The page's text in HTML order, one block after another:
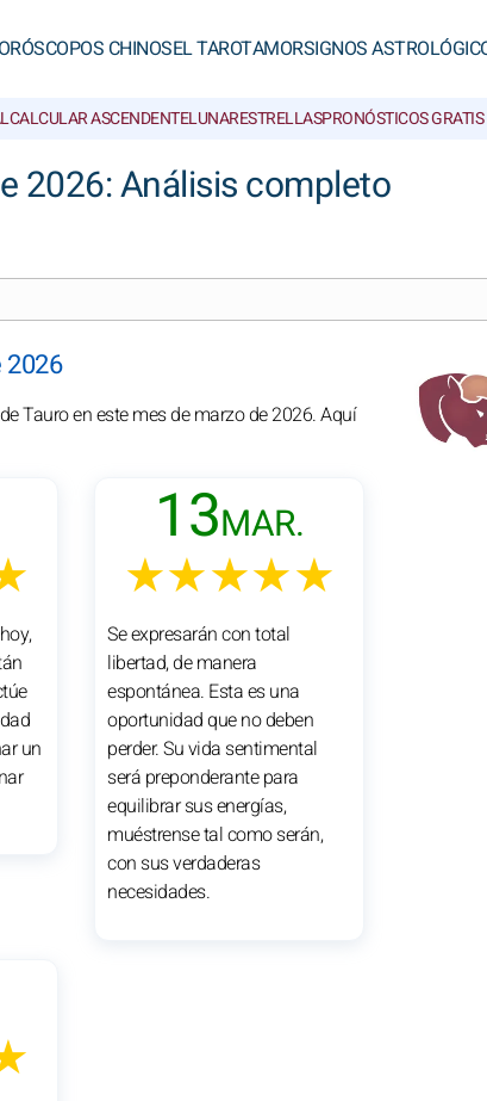
CHINOSEL TAROTAMORSIGNOS
CALCULAR ASCENDENTELUNARESTRELLASPRONÓSTICOS GRATIS
2026: Análisis completo
2026
Tauro en este mes de marzo de 2026. Aquí
un
13MAR.
★★★★★
Se expresarán con total
libertad, de manera
espontánea. Esta es una
oportunidad que no deben
perder. Su vida sentimental
será preponderante para
equilibrar sus energías,
muéstrense tal como serán,
con sus verdaderas
necesidades.